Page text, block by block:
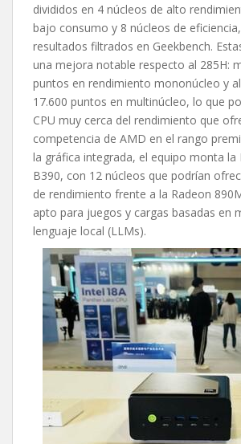
divididos en 4 núcleos de alto
bajo consumo y 8 núcleos de
resultados filtrados en Geekbench.
una mejora notable respecto al 285H:
puntos en rendimiento mononúcleo y
17.600 puntos en multinúcleo, lo que
CPU muy cerca del rendimiento que
competencia de AMD en el rango
la gráfica integrada, el equipo monta la
B390, con 12 núcleos que podrían
de rendimiento frente a la Radeon
apto para juegos y cargas basadas en
lenguaje local (LLMs).